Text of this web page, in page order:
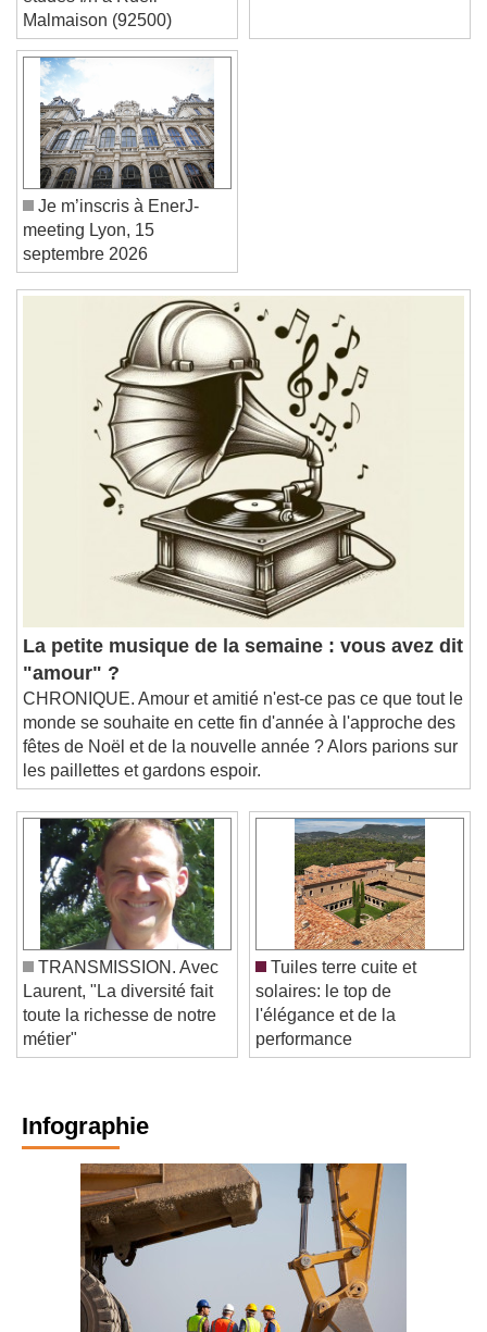
Font Family
Reset
Done
Close Modal Dialog
End of dialog window.
études f/h à Rueil-
Malmaison (92500)
Je m’inscris à EnerJ-
meeting Lyon, 15
septembre 2026
La petite musique de la semaine : vous avez dit
"amour" ?
CHRONIQUE. Amour et amitié n'est-ce pas ce que tout le
monde se souhaite en cette fin d'année à l'approche des
fêtes de Noël et de la nouvelle année ? Alors parions sur
les paillettes et gardons espoir.
TRANSMISSION. Avec
Laurent, "La diversité fait
toute la richesse de notre
métier"
Tuiles terre cuite et
solaires: le top de
l'élégance et de la
performance
Infographie